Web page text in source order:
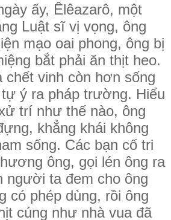
ấy, Êlêazarô, một
Luật sĩ vị vọng, ông
mạo oai phong, ông bị
bắt phải ăn thịt heo.
chết vinh còn hơn sống
ý ra pháp trường. Hiểu
trí như thế nào, ông
khẳng khái không
sống. Các bạn cố tri
ông, gọi lén ông ra
người ta đem cho ông
có phép dùng, rồi ông
cúng như nhà vua đã